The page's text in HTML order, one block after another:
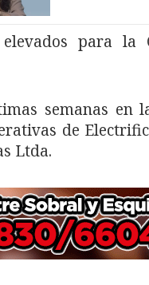
para la
semanas en
de
Ltda.